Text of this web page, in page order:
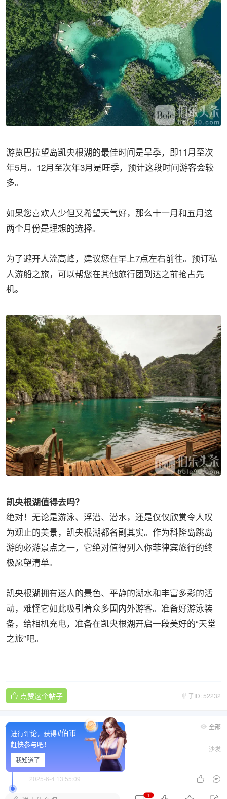
游览巴拉望岛凯央根湖的最佳时间是旱季，即11月至次
年5月。12月至次年3月是旺季，预计这段时间游客会较
多。
如果您喜欢人少但又希望天气好，那么十一月和五月这
两个月份是理想的选择。
为了避开人流高峰，建议您在早上7点左右前往。预订私
人游船之旅，可以帮您在其他旅行团到达之前抢占先
机。
凯央根湖值得去吗？
绝对！无论是游泳、浮潜、潜水，还是仅仅欣赏令人叹
为观止的美景，凯央根湖都名副其实。作为科隆岛跳岛
游的必游景点之一，它绝对值得列入你菲律宾旅行的终
极愿望清单。
凯央根湖拥有迷人的景色、平静的湖水和丰富多彩的活
动，难怪它如此吸引着众多国内外游客。准备好游泳装
备，给相机充电，准备在凯央根湖开启一段美好的“天堂
之旅”吧。
帖子ID: 52232
 点赞这个帖子
 全部
全部评论
沙发
shengli123 Zzy新手村 
好想跳下去游一圈
 
2025-6-4 13:55:09
1
进行评论，获得#伯币
赶快参与吧！
我知道了